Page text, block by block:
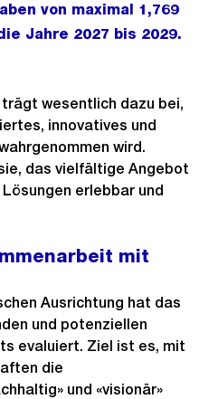
von maximal 1,769
Jahre 2027 bis 2029.
wesentlich dazu bei,
innovatives und
wird.
das vielfältige Angebot
erlebbar und
mit
Ausrichtung hat das
und potenziellen
evaluiert. Ziel ist es, mit
die
und «visionär»